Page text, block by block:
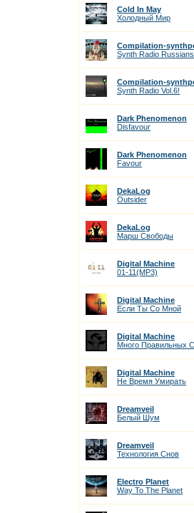
Cold In May
Холодный Мир
Compilation-
Synth Radio
Compilation-
Synth Radio Vol.6!
Dark Phenomenon
Disfavour
Dark Phenomenon
Favour
DekaLog
Outsider
DekaLog
Марш Свободы
Digital Machine
01-11(MP3)
Digital Machine
Если Ты Со Мной
Digital Machine
Много Правильных
Digital Machine
Не Время Умирать
Dreamveil
Белый Шум
Dreamveil
Технология Снов
Electro Planet
Way To The Planet